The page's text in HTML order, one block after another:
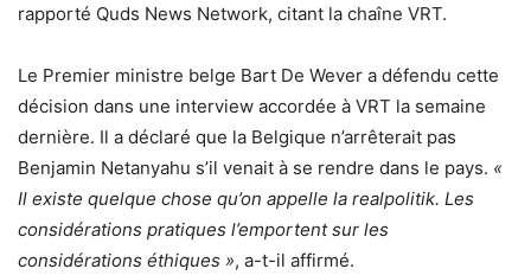
rapporté Quds News Network, citant la chaîne VRT.
Le Premier ministre belge Bart De Wever a défendu cette
décision dans une interview accordée à VRT la semaine
dernière. Il a déclaré que la Belgique n’arrêterait pas
Benjamin Netanyahu s’il venait à se rendre dans le pays. «
Il existe quelque chose qu’on appelle la realpolitik. Les
considérations pratiques l’emportent sur les
considérations éthiques », a-t-il affirmé.